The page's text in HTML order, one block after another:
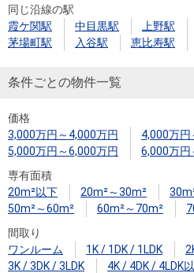
購入向け
サービス
住宅ロー
ンシミュ
暮らしの
税金の本
（電子ブ
ック）
ド
住まいと
暮らしの
税金の本
売却ガイ
ド
同じ沿線の駅
霞ケ関駅
中目黒駅 上野駅
茅場町駅
入谷駅 恵比寿駅
条件ごとの物件一覧
価格
3,000万円～4,000万円
4,000万円
5,000万円～6,000万円
6,000万円
専有面積
20m²以下
20m²～30m²
50m²～60m²
60m²～70m²
間取り
ワンルーム
1K / 1DK / 1LDK
3K / 3DK / 3LDK
4K / 4DK / 4LDK